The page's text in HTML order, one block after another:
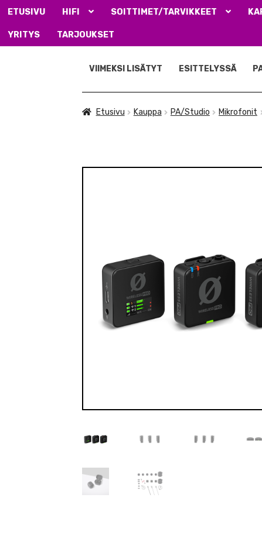
ETUSIVU HIFI SOITTIMET/TARVIKKEET
YRITYS TARJOUKSET
navigointiin
sisältöön
VIIMEKSI LISÄTYT ESITTELYSSÄ
Etusivu Kauppa PA/Studio Mikrofonit